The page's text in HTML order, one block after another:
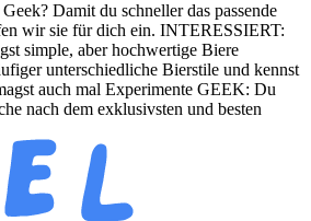
Damit du schneller das passende
wir sie für dich ein. INTERESSIERT:
simple, aber hochwertige Biere
unterschiedliche Bierstile und kennst
auch mal Experimente GEEK: Du
nach dem exklusivsten und besten